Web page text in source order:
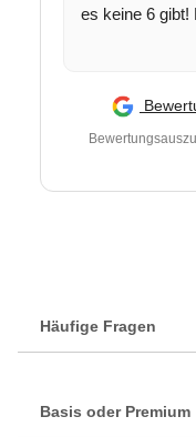
es keine 6 gibt!
Häufige Fragen
Basis oder Premium